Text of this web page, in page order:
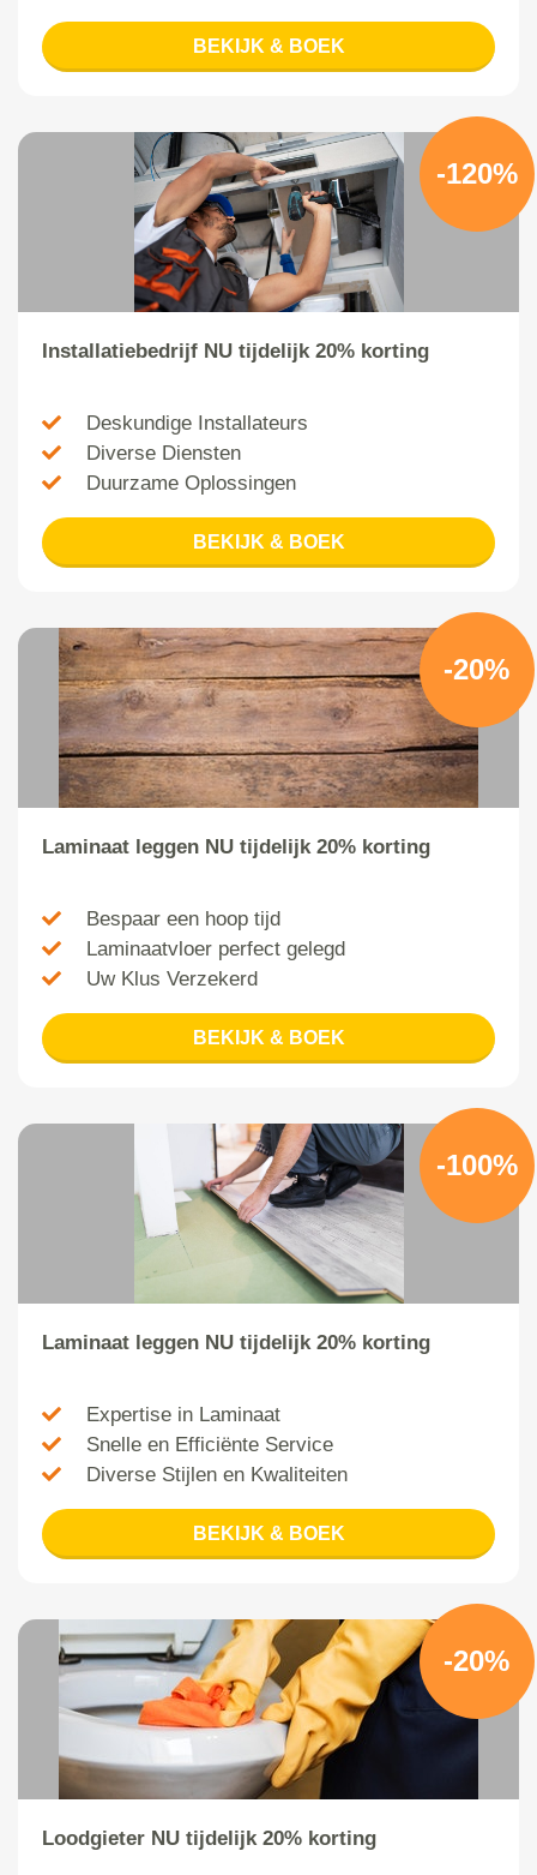
BEKIJK & BOEK
-120%
Installatiebedrijf NU tijdelijk 20% korting
Deskundige Installateurs
Diverse Diensten
Duurzame Oplossingen
BEKIJK & BOEK
-20%
Laminaat leggen NU tijdelijk 20% korting
Bespaar een hoop tijd
Laminaatvloer perfect gelegd
Uw Klus Verzekerd
BEKIJK & BOEK
-100%
Laminaat leggen NU tijdelijk 20% korting
Expertise in Laminaat
Snelle en Efficiënte Service
Diverse Stijlen en Kwaliteiten
BEKIJK & BOEK
-20%
Loodgieter NU tijdelijk 20% korting